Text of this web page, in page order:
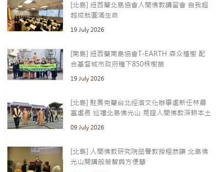
[北島] 紐西蘭北島協會人間佛教講習會 自我超
越成就圓滿生命
19 July 2026
[南島] 紐西蘭南島協會T-EARTH 森众植樹 配
合基督城市政府種下850株樹苗
19 July 2026
[北島] 駐奧克蘭台北經濟文化辦事處新任林晨
富處長 巡禮北島佛光山 見證人間佛教深耕本土
09 July 2026
[北島] 人間佛教研究院榮譽教授程恭讓 北島佛
光山開講般若智與方便慧